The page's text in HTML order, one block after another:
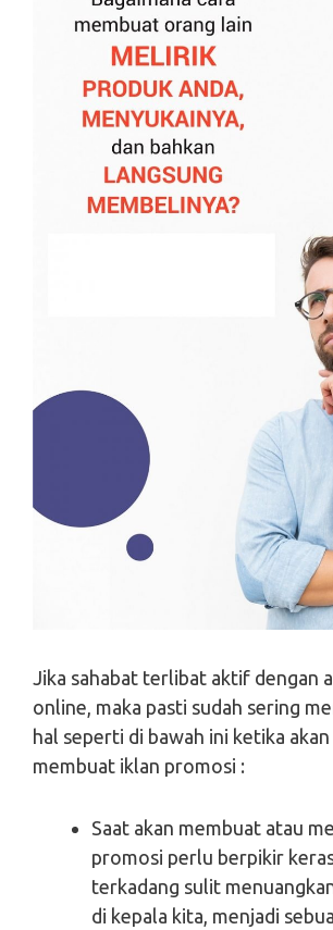
Jika sahabat terlibat aktif dengan
online, maka pasti sudah sering
hal seperti di bawah ini ketika
membuat iklan promosi :
Saat akan membuat atau
promosi perlu berpikir
terkadang sulit
di kepala kita, menjadi